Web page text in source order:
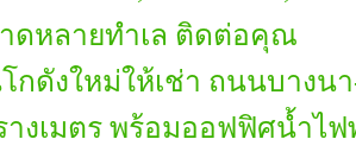
ดหลายทำเล ติดต่อคุณ
กดังใหม่ให้เช่า ถนนบางน
างเมตร พร้อมออฟฟิศน้ำไ